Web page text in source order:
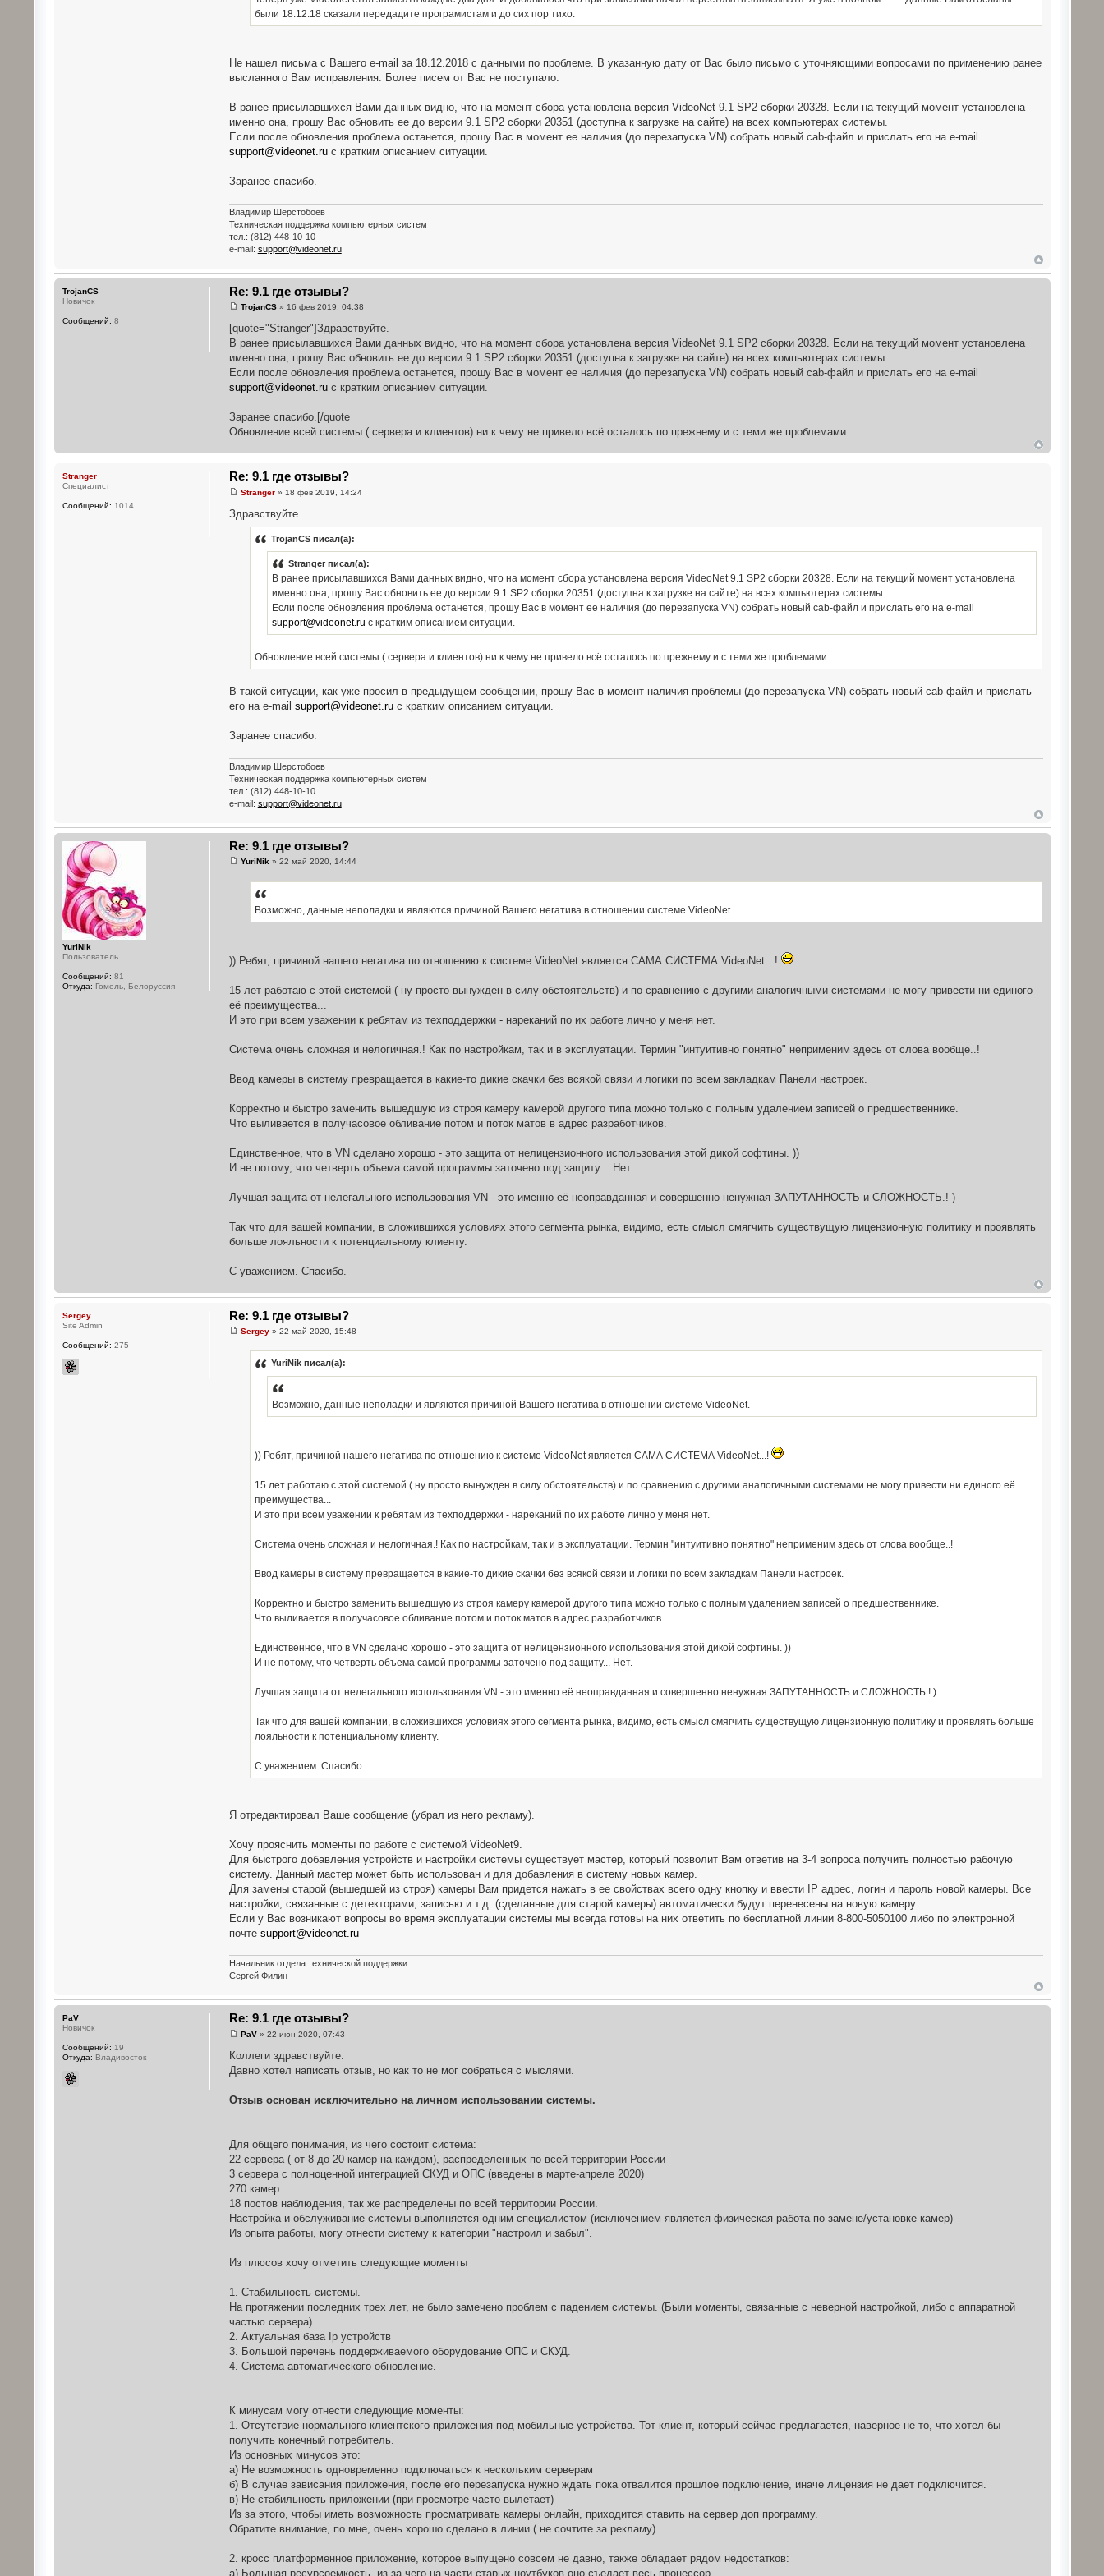
были 18.12.18 сказали передадите програмистам и до сих пор тихо.
Не нашел письма с Вашего e-mail за 18.12.2018 с данными по проблеме. В указанную дату от Вас было письмо с уточняющими вопросами по применению ранее
высланного Вам исправления. Более писем от Вас не поступало.
В ранее присылавшихся Вами данных видно, что на момент сбора установлена версия VideoNet 9.1 SP2 сборки 20328. Если на текущий момент установлена
именно она, прошу Вас обновить ее до версии 9.1 SP2 сборки 20351 (доступна к загрузке на сайте) на всех компьютерах системы.
Если после обновления проблема останется, прошу Вас в момент ее наличия (до перезапуска VN) собрать новый cab-файл и прислать его на e-mail
support@videonet.ruс кратким описанием ситуации.
Заранее спасибо.
Владимир Шерстобоев
Техническая поддержка компьютерных систем
тел.: (812) 448-10-10
e-mail: support@videonet.ru
Re: 9.1 где отзывы?
TrojanCS» 16 фев 2019, 04:38
[quote="Stranger"]Здравствуйте.
В ранее присылавшихся Вами данных видно, что на момент сбора установлена версия VideoNet 9.1 SP2 сборки 20328. Если на текущий момент установлена
именно она, прошу Вас обновить ее до версии 9.1 SP2 сборки 20351 (доступна к загрузке на сайте) на всех компьютерах системы.
Если после обновления проблема останется, прошу Вас в момент ее наличия (до перезапуска VN) собрать новый cab-файл и прислать его на e-mail
support@videonet.ruс кратким описанием ситуации.
Заранее спасибо.[/quote
Обновление всей системы ( сервера и клиентов) ни к чему не привело всё осталось по прежнему и с теми же проблемами.
TrojanCS
Новичок
Сообщений: 8
Re: 9.1 где отзывы?
Stranger» 18 фев 2019, 14:24
Здравствуйте.
TrojanCS писал(а):
Stranger писал(а):
В ранее присылавшихся Вами данных видно, что на момент сбора установлена версия VideoNet 9.1 SP2 сборки 20328. Если на текущий момент установлена
именно она, прошу Вас обновить ее до версии 9.1 SP2 сборки 20351 (доступна к загрузке на сайте) на всех компьютерах системы.
Если после обновления проблема останется, прошу Вас в момент ее наличия (до перезапуска VN) собрать новый cab-файл и прислать его на e-mail
support@videonet.ru с кратким описанием ситуации.
Обновление всей системы ( сервера и клиентов) ни к чему не привело всё осталось по прежнему и с теми же проблемами.
В такой ситуации, как уже просил в предыдущем сообщении, прошу Вас в момент наличия проблемы (до перезапуска VN) собрать новый cab-файл и прислать
его на e-mail support@videonet.ruс кратким описанием ситуации.
Заранее спасибо.
Владимир Шерстобоев
Техническая поддержка компьютерных систем
тел.: (812) 448-10-10
e-mail: support@videonet.ru
Stranger
Специалист
Сообщений: 1014
Re: 9.1 где отзывы?
YuriNik» 22 май 2020, 14:44
Возможно, данные неполадки и являются причиной Вашего негатива в отношении системе VideoNet.
)) Ребят, причиной нашего негатива по отношению к системе VideoNet является САМА СИСТЕМА VideoNet...!
15 лет работаю с этой системой ( ну просто вынужден в силу обстоятельств) и по сравнению с другими аналогичными системами не могу привести ни единого
её преимущества...
И это при всем уважении к ребятам из техподдержки - нареканий по их работе лично у меня нет.
Система очень сложная и нелогичная.! Как по настройкам, так и в эксплуатации. Термин "интуитивно понятно" неприменим здесь от слова вообще..!
Ввод камеры в систему превращается в какие-то дикие скачки без всякой связи и логики по всем закладкам Панели настроек.
Корректно и быстро заменить вышедшую из строя камеру камерой другого типа можно только с полным удалением записей о предшественнике.
Что выливается в получасовое обливание потом и поток матов в адрес разработчиков.
Единственное, что в VN сделано хорошо - это защита от нелицензионного использования этой дикой софтины. ))
И не потому, что четверть объема самой программы заточено под защиту... Нет.
Лучшая защита от нелегального использования VN - это именно её неоправданная и совершенно ненужная ЗАПУТАННОСТЬ и СЛОЖНОСТЬ.! )
Так что для вашей компании, в сложившихся условиях этого сегмента рынка, видимо, есть смысл смягчить существущую лицензионную политику и проявлять
больше лояльности к потенциальному клиенту.
С уважением. Спасибо.
YuriNik
Пользователь
Сообщений: 81
Откуда: Гомель, Белоруссия
Re: 9.1 где отзывы?
Sergey» 22 май 2020, 15:48
YuriNik писал(а):
Возможно, данные неполадки и являются причиной Вашего негатива в отношении системе VideoNet.
)) Ребят, причиной нашего негатива по отношению к системе VideoNet является САМА СИСТЕМА VideoNet...!
15 лет работаю с этой системой ( ну просто вынужден в силу обстоятельств) и по сравнению с другими аналогичными системами не могу привести ни единого её
преимущества...
И это при всем уважении к ребятам из техподдержки - нареканий по их работе лично у меня нет.
Система очень сложная и нелогичная.! Как по настройкам, так и в эксплуатации. Термин "интуитивно понятно" неприменим здесь от слова вообще..!
Ввод камеры в систему превращается в какие-то дикие скачки без всякой связи и логики по всем закладкам Панели настроек.
Корректно и быстро заменить вышедшую из строя камеру камерой другого типа можно только с полным удалением записей о предшественнике.
Что выливается в получасовое обливание потом и поток матов в адрес разработчиков.
Единственное, что в VN сделано хорошо - это защита от нелицензионного использования этой дикой софтины. ))
И не потому, что четверть объема самой программы заточено под защиту... Нет.
Лучшая защита от нелегального использования VN - это именно её неоправданная и совершенно ненужная ЗАПУТАННОСТЬ и СЛОЖНОСТЬ.! )
Так что для вашей компании, в сложившихся условиях этого сегмента рынка, видимо, есть смысл смягчить существущую лицензионную политику и проявлять больше
лояльности к потенциальному клиенту.
С уважением. Спасибо.
Я отредактировал Ваше сообщение (убрал из него рекламу).
Хочу прояснить моменты по работе с системой VideoNet9.
Для быстрого добавления устройств и настройки системы существует мастер, который позволит Вам ответив на 3-4 вопроса получить полностью рабочую
систему. Данный мастер может быть использован и для добавления в систему новых камер.
Для замены старой (вышедшей из строя) камеры Вам придется нажать в ее свойствах всего одну кнопку и ввести IP адрес, логин и пароль новой камеры. Все
настройки, связанные с детекторами, записью и т.д. (сделанные для старой камеры) автоматически будут перенесены на новую камеру.
Если у Вас возникают вопросы во время эксплуатации системы мы всегда готовы на них ответить по бесплатной линии 8-800-5050100 либо по электронной
почте support@videonet.ru
Начальник отдела технической поддержки
Сергей Филин
Sergey
Site Admin
Сообщений: 275
Re: 9.1 где отзывы?
PaV» 22 июн 2020, 07:43
Коллеги здравствуйте.
Давно хотел написать отзыв, но как то не мог собраться с мыслями.
Отзыв основан исключительно на личном использовании системы.
Для общего понимания, из чего состоит система:
22 сервера ( от 8 до 20 камер на каждом), распределенных по всей территории России
3 сервера с полноценной интеграцией СКУД и ОПС (введены в марте-апреле 2020)
270 камер
18 постов наблюдения, так же распределены по всей территории России.
Настройка и обслуживание системы выполняется одним специалистом (исключением является физическая работа по замене/установке камер)
Из опыта работы, могу отнести систему к категории "настроил и забыл".
Из плюсов хочу отметить следующие моменты
1. Стабильность системы.
На протяжении последних трех лет, не было замечено проблем с падением системы. (Были моменты, связанные с неверной настройкой, либо с аппаратной
частью сервера).
2. Актуальная база Ip устройств
3. Большой перечень поддерживаемого оборудование ОПС и СКУД.
4. Система автоматического обновление.
К минусам могу отнести следующие моменты:
1. Отсутствие нормального клиентского приложения под мобильные устройства. Тот клиент, который сейчас предлагается, наверное не то, что хотел бы
получить конечный потребитель.
Из основных минусов это:
а) Не возможность одновременно подключаться к нескольким серверам
б) В случае зависания приложения, после его перезапуска нужно ждать пока отвалится прошлое подключение, иначе лицензия не дает подключится.
в) Не стабильность приложении (при просмотре часто вылетает)
Из за этого, чтобы иметь возможность просматривать камеры онлайн, приходится ставить на сервер доп программу.
Обратите внимание, по мне, очень хорошо сделано в линии ( не сочтите за рекламу)
2. кросс платформенное приложение, которое выпущено совсем не давно, также обладает рядом недостатков:
а) Большая ресурсоемкость, из за чего на части старых ноутбуков оно съедает весь процессор
PaV
Новичок
Сообщений: 19
Откуда: Владивосток